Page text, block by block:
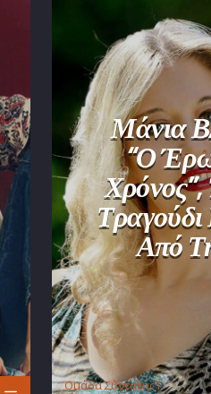
Μάνια
“Ο
Από
Oμάδα Σύνταξης Ι